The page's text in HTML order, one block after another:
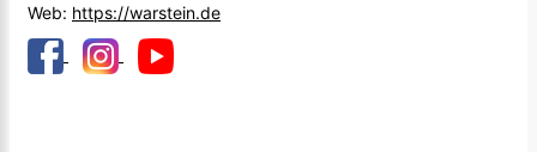
Web: https://warstein.de